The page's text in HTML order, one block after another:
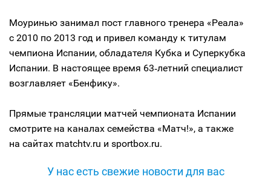
Моуринью занимал пост главного тренера «Реала»
с 2010 по 2013 год и привел команду к титулам
чемпиона Испании, обладателя Кубка и Суперкубка
Испании. В настоящее время 63‑летний специалист
возглавляет «Бенфику».
Прямые трансляции матчей чемпионата Испании
смотрите на каналах семейства «Матч!», а также
на сайтах matchtv.ru и sportbox.ru.
У нас есть свежие новости для вас